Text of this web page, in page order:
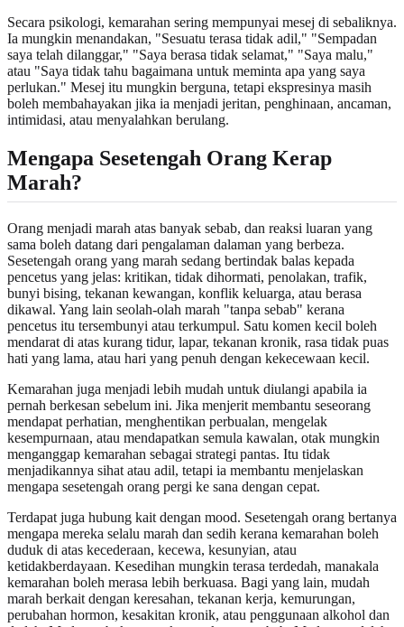
Secara psikologi, kemarahan sering mempunyai mesej di sebaliknya.
Ia mungkin menandakan, "Sesuatu terasa tidak adil," "Sempadan
saya telah dilanggar," "Saya berasa tidak selamat," "Saya malu,"
atau "Saya tidak tahu bagaimana untuk meminta apa yang saya
perlukan." Mesej itu mungkin berguna, tetapi ekspresinya masih
boleh membahayakan jika ia menjadi jeritan, penghinaan, ancaman,
intimidasi, atau menyalahkan berulang.
Mengapa Sesetengah Orang Kerap
Marah?
Orang menjadi marah atas banyak sebab, dan reaksi luaran yang
sama boleh datang dari pengalaman dalaman yang berbeza.
Sesetengah orang yang marah sedang bertindak balas kepada
pencetus yang jelas: kritikan, tidak dihormati, penolakan, trafik,
bunyi bising, tekanan kewangan, konflik keluarga, atau berasa
dikawal. Yang lain seolah-olah marah "tanpa sebab" kerana
pencetus itu tersembunyi atau terkumpul. Satu komen kecil boleh
mendarat di atas kurang tidur, lapar, tekanan kronik, rasa tidak puas
hati yang lama, atau hari yang penuh dengan kekecewaan kecil.
Kemarahan juga menjadi lebih mudah untuk diulangi apabila ia
pernah berkesan sebelum ini. Jika menjerit membantu seseorang
mendapat perhatian, menghentikan perbualan, mengelak
kesempurnaan, atau mendapatkan semula kawalan, otak mungkin
menganggap kemarahan sebagai strategi pantas. Itu tidak
menjadikannya sihat atau adil, tetapi ia membantu menjelaskan
mengapa sesetengah orang pergi ke sana dengan cepat.
Terdapat juga hubung kait dengan mood. Sesetengah orang bertanya
mengapa mereka selalu marah dan sedih kerana kemarahan boleh
duduk di atas kecederaan, kecewa, kesunyian, atau
ketidakberdayaan. Kesedihan mungkin terasa terdedah, manakala
kemarahan boleh merasa lebih berkuasa. Bagi yang lain, mudah
marah berkait dengan keresahan, tekanan kerja, kemurungan,
perubahan hormon, kesakitan kronik, atau penggunaan alkohol dan